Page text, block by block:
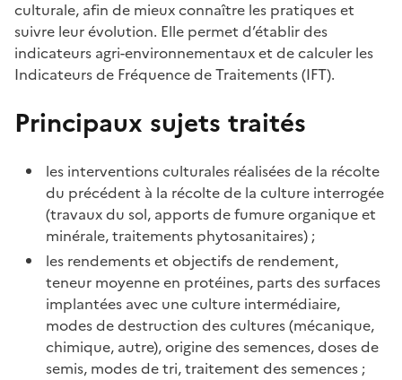
culturale, afin de mieux connaître les pratiques et
suivre leur évolution. Elle permet d’établir des
indicateurs agri-environnementaux et de calculer les
Indicateurs de Fréquence de Traitements (IFT).
Principaux sujets traités
les interventions culturales réalisées de la récolte
du précédent à la récolte de la culture interrogée
(travaux du sol, apports de fumure organique et
minérale, traitements phytosanitaires) ;
les rendements et objectifs de rendement,
teneur moyenne en protéines, parts des surfaces
implantées avec une culture intermédiaire,
modes de destruction des cultures (mécanique,
chimique, autre), origine des semences, doses de
semis, modes de tri, traitement des semences ;